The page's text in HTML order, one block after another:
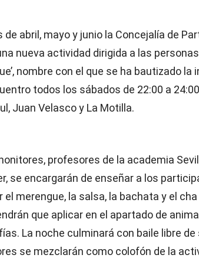
abril, mayo y junio la Concejalía de
nueva actividad dirigida a las
nombre con el que se ha bautizado
todos los sábados de 22:00 a
Juan Velasco y La Motilla.
profesores de la academia
se encargarán de enseñar a los
el merengue, la salsa, la bachata y el
que aplicar en el apartado de
La noche culminará con baile libre de
se mezclarán como colofón de la